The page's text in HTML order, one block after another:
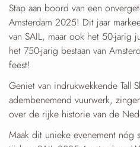
Stap aan boord van een
Amsterdam 2025! Dit jaar
van SAIL, maar ook het 50-jarig
het 750-jarig bestaan van
feest!
Geniet van indrukwekkende Tall
adembenemend vuurwerk,
over de rijke historie van de
Maak dit unieke evenement